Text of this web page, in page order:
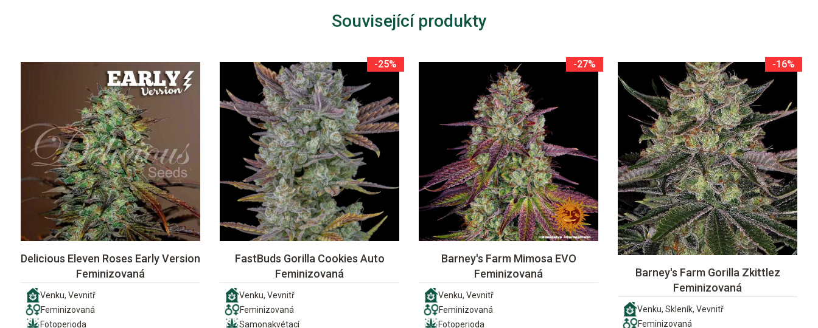
Související produkty
Delicious Eleven Roses Early Version
Feminizovaná
Venku, Vevnitř
Feminizovaná
Fotoperioda
-25%
FastBuds Gorilla Cookies Auto
Feminizovaná
Venku, Vevnitř
Feminizovaná
Samonakvétací
-27%
Barney's Farm Mimosa EVO
Feminizovaná
Venku, Vevnitř
Feminizovaná
Fotoperioda
-16%
Barney's Farm Gorilla Zkittlez
Feminizovaná
Venku, Skleník, Vevnitř
Feminizovaná